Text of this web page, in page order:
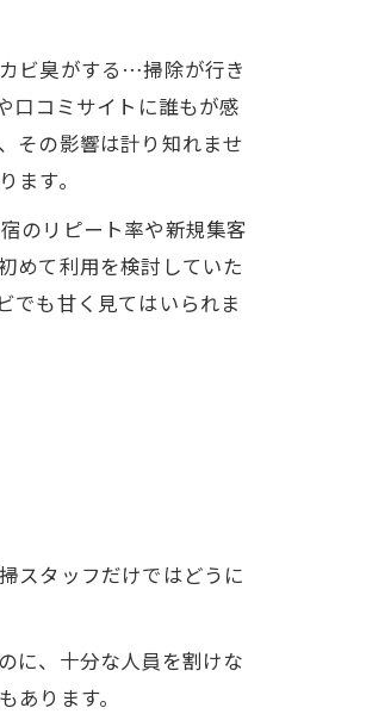
ビ臭がする…掃除が行き
口コミサイトに誰もが感
その影響は計り知れませ
す。
のリピート率や新規集客
めて利用を検討していた
でも甘く見てはいられま
スタッフだけではどうに
に、十分な人員を割けな
ります。